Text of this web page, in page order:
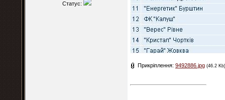
Статус:
Прикріплення: 9492886.jpg (46.2 Kb)